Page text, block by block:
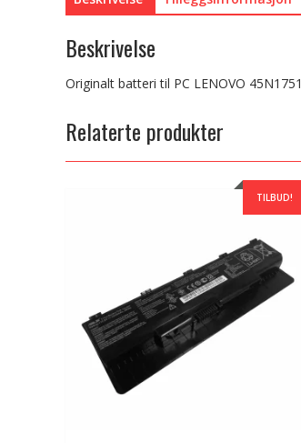
Beskrivelse
Originalt batteri til PC LENOVO 45N1751
Relaterte produkter
TILBUD!